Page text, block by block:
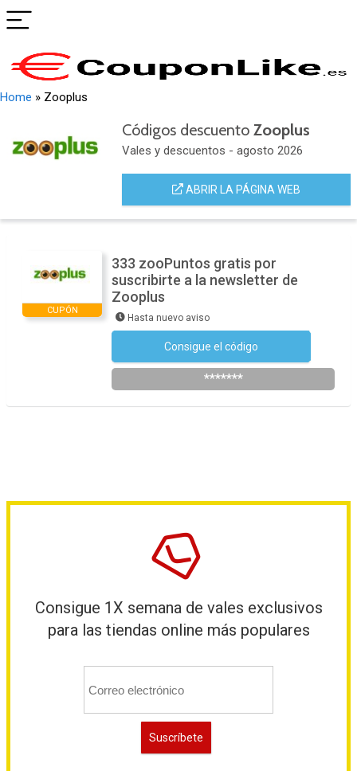
Home » Zooplus
Códigos descuento Zooplus
Vales y descuentos - agosto 2026
ABRIR LA PÁGINA WEB
CUPÓN
333 zooPuntos gratis por
suscribirte a la newsletter de
Zooplus
Hasta nuevo aviso
Consigue el código
*******
Consigue 1X semana de vales exclusivos
para las tiendas online más populares